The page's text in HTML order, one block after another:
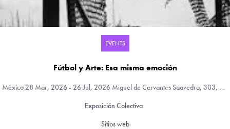
EVENTS
Fútbol y Arte: Esa misma emoción
México28 Mar, 2026 - 26 Jul, 2026 Miguel de Cervantes Saavedra, 303, Mexico City, Distrito Federal, México
Exposición Colectiva
Sitios web